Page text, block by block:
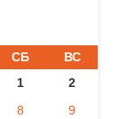
СБ
ВС
1
2
8
9